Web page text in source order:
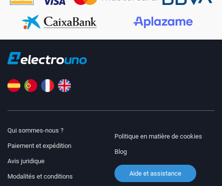
Qui sommes-nous ?
Paiement et expédition
Avis juridique
Modalités et conditions
Politique en matière de cookies
Blog
Aide et assistance